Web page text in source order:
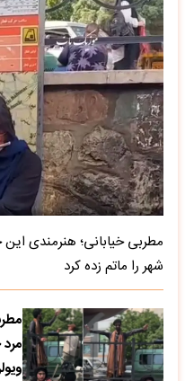
مطربی خیابانی؛ هنرمندی این
شهر را ماتم زده کرد